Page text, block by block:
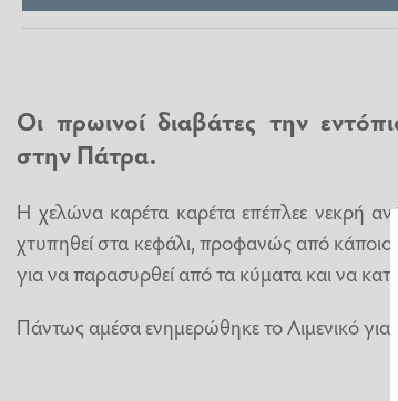
Οι πρωινοί διαβάτες την
στην Πάτρα.
Η χελώνα καρέτα καρέτα επέπλεε νεκρή
χτυπηθεί στα κεφάλι, προφανώς από κάποιο
για να παρασυρθεί από τα κύματα και να
Πάντως αμέσα ενημερώθηκε το Λιμενικό για